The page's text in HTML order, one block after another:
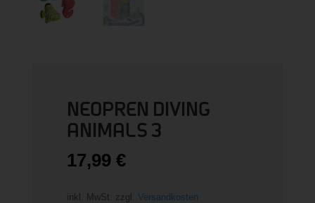
NEOPREN DIVING
ANIMALS 3
17,99 €
inkl. MwSt. zzgl. Versandkosten